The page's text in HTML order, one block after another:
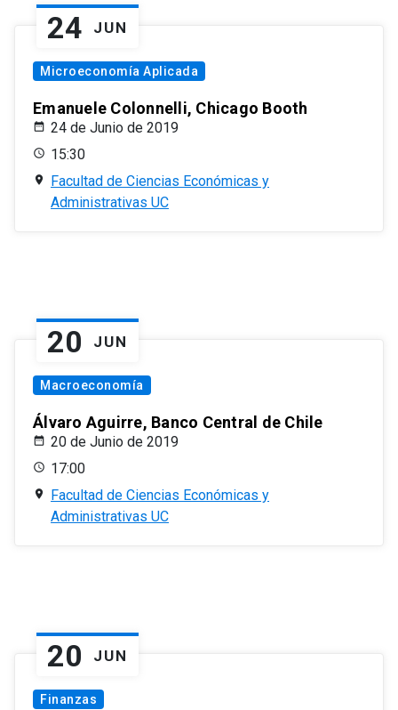
24 JUN
Microeconomía Aplicada
Emanuele Colonnelli, Chicago Booth
24 de Junio de 2019
15:30
Facultad de Ciencias Económicas y
Administrativas UC
20 JUN
Macroeconomía
Álvaro Aguirre, Banco Central de Chile
20 de Junio de 2019
17:00
Facultad de Ciencias Económicas y
Administrativas UC
20 JUN
Finanzas